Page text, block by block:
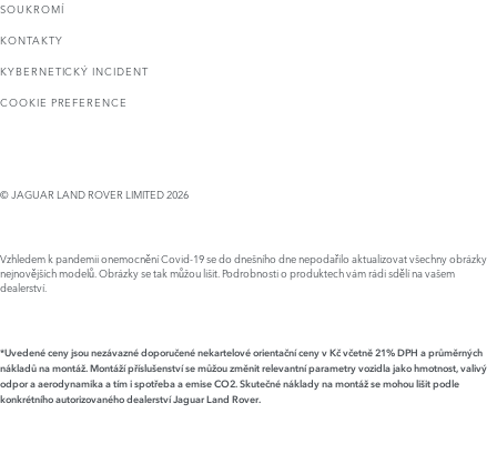
SOUKROMÍ
KONTAKTY
KYBERNETICKÝ INCIDENT
COOKIE PREFERENCE
© JAGUAR LAND ROVER LIMITED 2026
Vzhledem k pandemii onemocnění Covid-19 se do dnešního dne nepodařilo aktualizovat všechny obrázky
nejnovějších modelů. Obrázky se tak můžou lišit. Podrobnosti o produktech vám rádi sdělí na vašem
dealerství.
*Uvedené ceny jsou nezávazné doporučené nekartelové orientační ceny v Kč včetně 21% DPH a průměrných
nákladů na montáž. Montáží příslušenství se můžou změnit relevantní parametry vozidla jako hmotnost, valivý
odpor a aerodynamika a tím i spotřeba a emise CO2. Skutečné náklady na montáž se mohou lišit podle
konkrétního autorizovaného dealerství Jaguar Land Rover.